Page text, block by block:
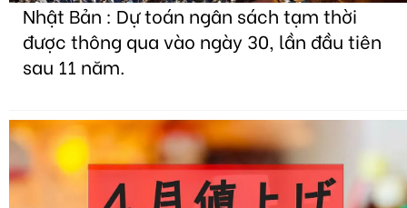
Nhật Bản : Dự toán ngân sách tạm thời
được thông qua vào ngày 30, lần đầu tiên
sau 11 năm.